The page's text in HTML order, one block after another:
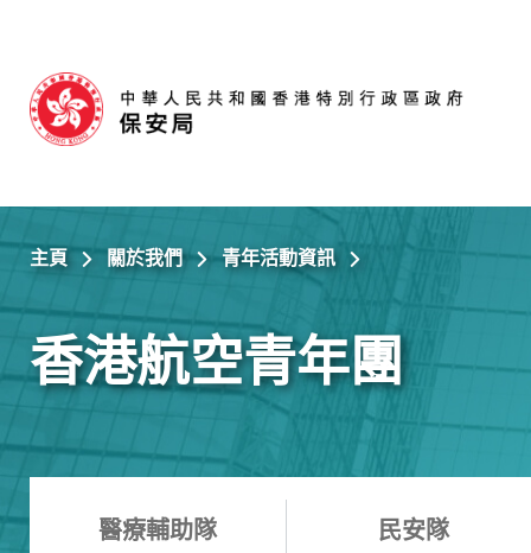
主頁 關於我們 青年活動資訊
香港航空青年團
醫療輔助隊 民安隊